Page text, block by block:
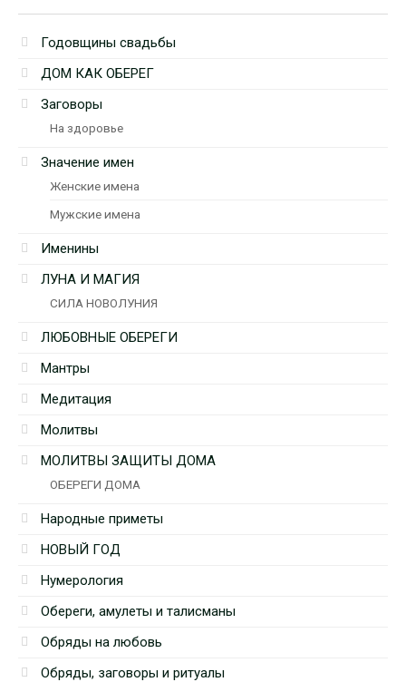
Годовщины свадьбы
ДОМ КАК ОБЕРЕГ
Заговоры
На здоровье
Значение имен
Женские имена
Мужские имена
Именины
ЛУНА И МАГИЯ
СИЛА НОВОЛУНИЯ
ЛЮБОВНЫЕ ОБЕРЕГИ
Мантры
Медитация
Молитвы
МОЛИТВЫ ЗАЩИТЫ ДОМА
ОБЕРЕГИ ДОМА
Народные приметы
НОВЫЙ ГОД
Нумерология
Обереги, амулеты и талисманы
Обряды на любовь
Обряды, заговоры и ритуалы